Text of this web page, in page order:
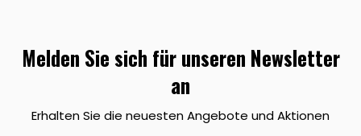
Melden Sie sich für unseren Newsletter
an
Erhalten Sie die neuesten Angebote und Aktionen